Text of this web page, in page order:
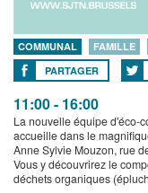
COMMUNAL FAMILLE
PARTAGER
11:00 - 16:00
La nouvelle équipe d'éco-
accueille dans le
Anne Sylvie Mouzon, rue
Vous y découvrirez le
déchets organiques